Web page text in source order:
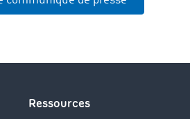
Ressources